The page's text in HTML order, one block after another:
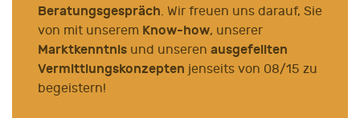
Beratungsgespräch. Wir freuen uns darauf, Sie
von mit unserem Know-how, unserer
Marktkenntnis und unseren ausgefeilten
Vermittlungskonzepten jenseits von 08/15 zu
begeistern!